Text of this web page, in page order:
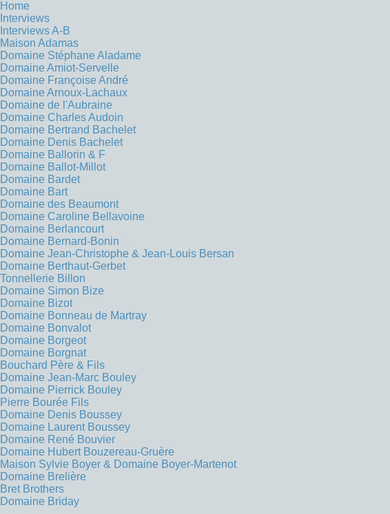
Home
Interviews
Interviews A-B
Maison Adamas
Domaine Stéphane Aladame
Domaine Amiot-Servelle
Domaine Françoise André
Domaine Arnoux-Lachaux
Domaine de l'Aubraine
Domaine Charles Audoin
Domaine Bertrand Bachelet
Domaine Denis Bachelet
Domaine Ballorin & F
Domaine Ballot-Millot
Domaine Bardet
Domaine Bart
Domaine des Beaumont
Domaine Caroline Bellavoine
Domaine Berlancourt
Domaine Bernard-Bonin
Domaine Jean-Christophe & Jean-Louis Bersan
Domaine Berthaut-Gerbet
Tonnellerie Billon
Domaine Simon Bize
Domaine Bizot
Domaine Bonneau de Martray
Domaine Bonvalot
Domaine Borgeot
Domaine Borgnat
Bouchard Père & Fils
Domaine Jean-Marc Bouley
Domaine Pierrick Bouley
Pierre Bourée Fils
Domaine Denis Boussey
Domaine Laurent Boussey
Domaine René Bouvier
Domaine Hubert Bouzereau-Gruère
Maison Sylvie Boyer & Domaine Boyer-Martenot
Domaine Brelière
Bret Brothers
Domaine Briday